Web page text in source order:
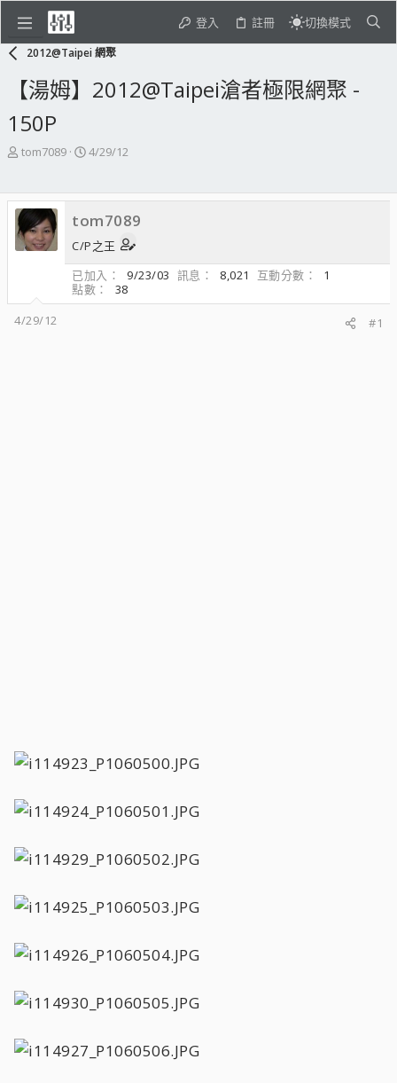
登入 註冊 切換模式
2012@Taipei 網聚
【湯姆】2012@Taipei滄者極限網聚 -
150P
主
起
人
tom7089
開
期
4/29/12
tom7089
C/P之王
已加入
9/23/03 訊息 8,021 互動分數
1
點數
38
4/29/12
#1